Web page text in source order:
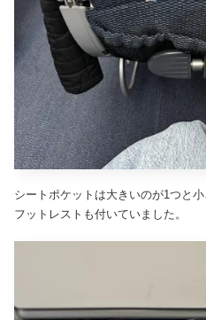
シートポケットは大きいのが1つと小
フットレストも付いていました。